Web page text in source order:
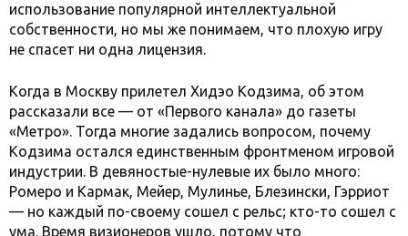
использование популярной интеллектуальной
собственности, но мы же понимаем, что плохую игру
не спасет ни одна лицензия.
Когда в Москву прилетел Хидэо Кодзима, об этом
рассказали все — от «Первого канала» до газеты
«Метро». Тогда многие задались вопросом, почему
Кодзима остался единственным фронтменом игровой
индустрии. В девяностые-нулевые их было много:
Ромеро и Кармак, Мейер, Мулинье, Блезински, Гэрриот
— но каждый по-своему сошел с рельс; кто-то сошел с
ума. Время визионеров ушло, потому что